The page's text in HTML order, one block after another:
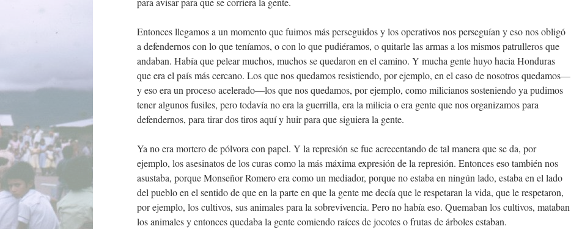
Entonces llegamos a un momento que fuimos más perseguidos y los operativos nos perseguían y eso nos obligó
a defendernos con lo que teníamos, o con lo que pudiéramos, o quitarle las armas a los mismos patrulleros que
andaban. Había que pelear muchos, muchos se quedaron en el camino. Y mucha gente huyo hacia Honduras
que era el país más cercano. Los que nos quedamos resistiendo, por ejemplo, en el caso de nosotros quedamos—
y eso era un proceso acelerado—los que nos quedamos, por ejemplo, como milicianos sosteniendo ya pudimos
tener algunos fusiles, pero todavía no era la guerrilla, era la milicia o era gente que nos organizamos para
defendernos, para tirar dos tiros aquí y huir para que siguiera la gente.
Ya no era mortero de pólvora con papel. Y la represión se fue acrecentando de tal manera que se da, por
ejemplo, los asesinatos de los curas como la más máxima expresión de la represión. Entonces eso también nos
asustaba, porque Monseñor Romero era como un mediador, porque no estaba en ningún lado, estaba en el lado
del pueblo en el sentido de que en la parte en que la gente me decía que le respetaran la vida, que le respetaron,
por ejemplo, los cultivos, sus animales para la sobrevivencia. Pero no había eso. Quemaban los cultivos, mataban
los animales y entonces quedaba la gente comiendo raíces de jocotes o frutas de árboles estaban.